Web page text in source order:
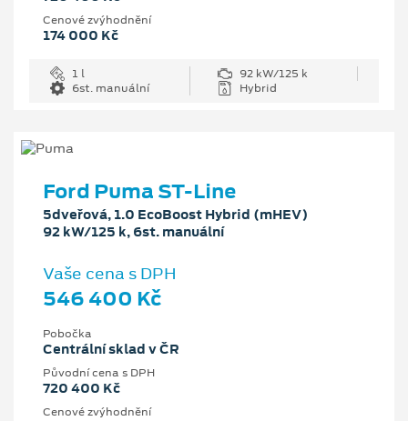
Cenové zvýhodnění
174 000 Kč
1 l
92 kW/125 k
6st. manuální
Hybrid
Ford Puma ST-Line
5dveřová, 1.0 EcoBoost Hybrid (mHEV)
92 kW/125 k, 6st. manuální
Vaše cena s DPH
546 400 Kč
Pobočka
Centrální sklad v ČR
Původní cena s DPH
720 400 Kč
Cenové zvýhodnění